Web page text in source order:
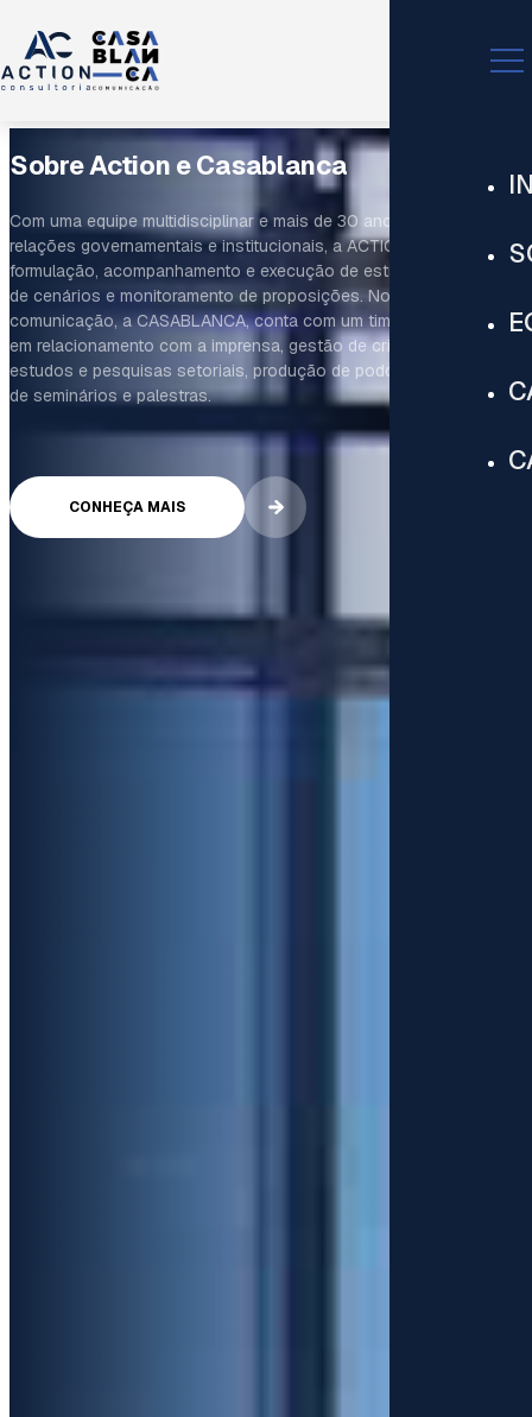
Sobre Action e Casablanca
Com uma equipe multidisciplinar e mais de 30 anos de atuação em
relações governamentais e institucionais, a ACTION trabalha na
formulação, acompanhamento e execução de estratégias, análise
de cenários e monitoramento de proposições. Nosso braço de
comunicação, a CASABLANCA, conta com um time especializado
em relacionamento com a imprensa, gestão de crise, análise de
estudos e pesquisas setoriais, produção de podcasts, realização
de seminários e palestras.
CONHEÇA MAIS